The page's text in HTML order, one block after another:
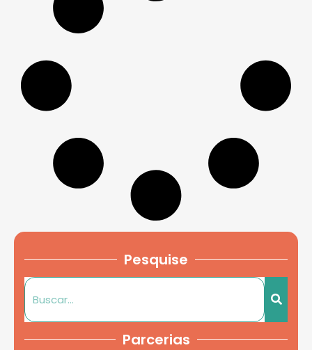
Pesquise
Parcerias